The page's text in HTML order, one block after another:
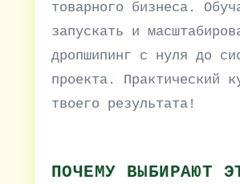
товарного бизнеса.
запускать и
дропшипинг с нуля до
проекта. Практический
твоего результата!
ПОЧЕМУ ВЫБИРАЮТ